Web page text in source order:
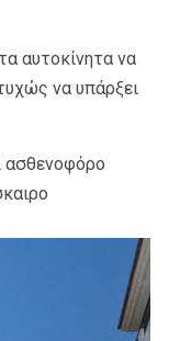
αυτοκίνητα να
να υπάρξει
ασθενοφόρο